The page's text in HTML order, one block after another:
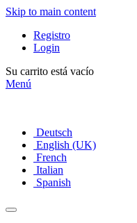
Skip to main content
Registro
Login
Su carrito está vacío
Menú
Deutsch
English (UK)
French
Italian
Spanish